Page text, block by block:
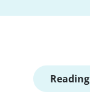
Reading